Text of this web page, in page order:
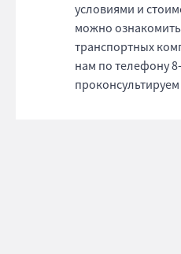
условиями и
можно
транспортных
нам по телефону
проконсультируем